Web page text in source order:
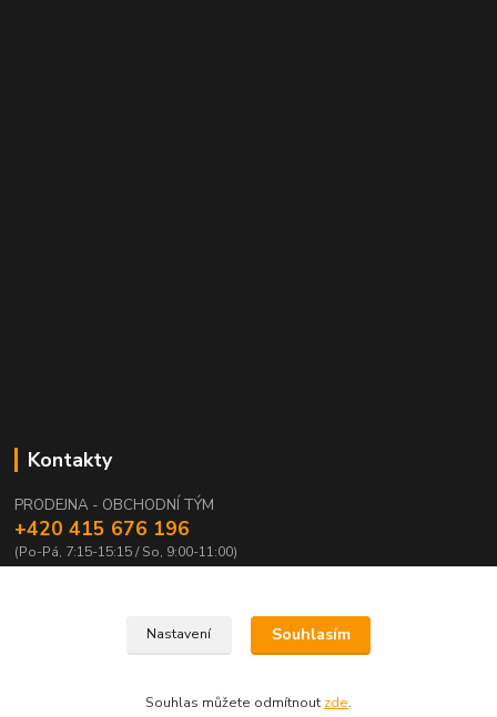
Kontakty
PRODEJNA - OBCHODNÍ TÝM
+420 415 676 196
(Po-Pá, 7:15-15:15 / So, 9:00-11:00)
Nastavení Souhlasím
Souhlas můžete odmítnout zde.